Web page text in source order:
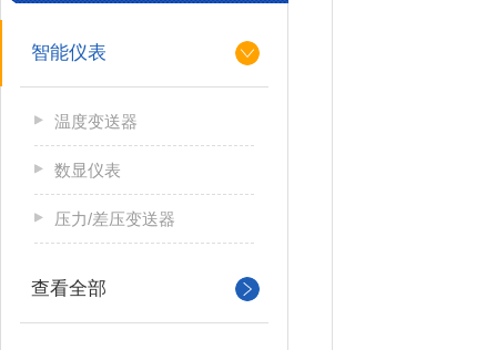
智能仪表
温度变送器
数显仪表
压力/差压变送器
查看全部